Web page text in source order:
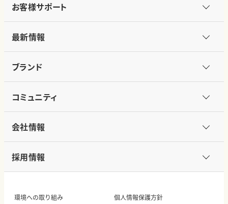
お客様サポート
最新情報
ブランド
コミュニティ
会社情報
採用情報
環境への取り組み 個人情報保護方針